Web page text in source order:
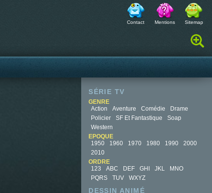
Contact Mentions Sitemap
Rechercher :
SÉRIE TV
GENRE
Action
Aventure Comédie
Drame
Policier
SF Et Fantastique
Soap
Western
EPOQUE
1950
1960 1970 1980 1990
2000
2010
ORDRE
123
ABC DEF GHI JKL
MNO
PQRS
TUV WXYZ
DESSIN ANIMÉ